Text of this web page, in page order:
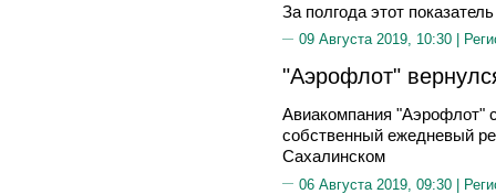
За полгода этот
09 Августа 2019, 10:30 |
"Аэрофлот"
Авиакомпания "Аэрофлот"
собственный ежедневый
Сахалинском
06 Августа 2019, 09:30 |